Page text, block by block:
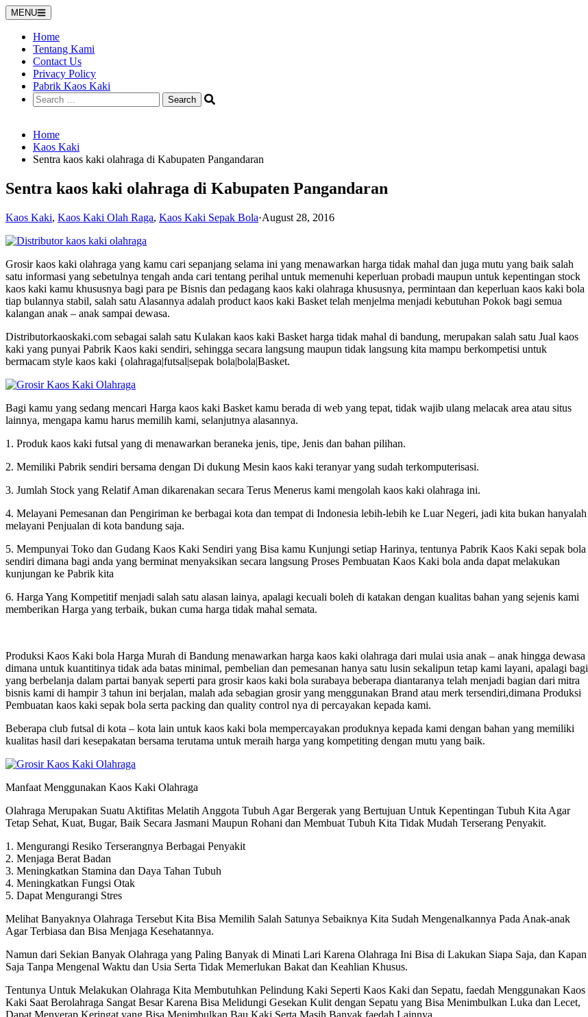
Skip
to
content
MENU
Home
Tentang Kami
Contact Us
Privacy Policy
Pabrik Kaos Kaki
Search
for:
Home
Kaos Kaki
Sentra kaos kaki olahraga di Kabupaten Pangandaran
Sentra kaos kaki olahraga di Kabupaten Pangandaran
Kaos Kaki, Kaos Kaki Olah Raga, Kaos Kaki Sepak Bola·August 28, 2016
Grosir kaos kaki olahraga yang kamu cari sepanjang selama ini yang menawarkan harga tidak mahal dan juga mutu yang baik salah
satu informasi yang sebetulnya tengah anda cari tentang perihal untuk memenuhi keperluan probadi maupun untuk kepentingan stock
kaos kaki kamu khususnya bagi para pe Bisnis dan pedagang kaos kaki olahraga khususnya, permintaan dan keperluan kaos kaki bola
tiap bulannya stabil, salah satu Alasannya adalah product kaos kaki Basket telah menjelma menjadi kebutuhan Pokok bagi semua
kalangan anak – anak sampai dewasa.
Distributorkaoskaki.com sebagai salah satu Kulakan kaos kaki Basket harga tidak mahal di bandung, merupakan salah satu Jual kaos
kaki yang punyai Pabrik Kaos kaki sendiri, sehingga secara langsung maupun tidak langsung kita mampu berkompetisi untuk
bermacam style kaos kaki {olahraga|futsal|sepak bola|bola|Basket.
Bagi kamu yang sedang mencari Harga kaos kaki Basket kamu berada di web yang tepat, tidak wajib ulang melacak area atau situs
lainnya, mengapa kamu harus memilih kami, selanjutnya alasannya.
1. Produk kaos kaki futsal yang di menawarkan beraneka jenis, tipe, Jenis dan bahan pilihan.
2. Memiliki Pabrik sendiri bersama dengan Di dukung Mesin kaos kaki teranyar yang sudah terkomputerisasi.
3. Jumlah Stock yang Relatif Aman dikarenakan secara Terus Menerus kami mengolah kaos kaki olahraga ini.
4. Melayani Pemesanan dan Pengiriman ke berbagai kota dan tempat di Indonesia lebih-lebih ke Luar Negeri, jadi kita bukan hanyalah
melayani Penjualan di kota bandung saja.
5. Mempunyai Toko dan Gudang Kaos Kaki Sendiri yang Bisa kamu Kunjungi setiap Harinya, tentunya Pabrik Kaos Kaki sepak bola
sendiri dimana bagi anda yang berminat menyaksikan secara langsung Proses Pembuatan Kaos Kaki bola anda dapat melakukan
kunjungan ke Pabrik kita
6. Harga Yang Kompetitif menjadi salah satu alasan lainya, apalagi kecuali boleh di katakan dengan kualitas bahan yang sejenis kami
memberikan Harga yang terbaik, bukan cuma harga tidak mahal semata.
Produksi Kaos Kaki bola Harga Murah di Bandung menawarkan harga kaos kaki olahraga dari mulai usia anak – anak hingga dewasa
dimana untuk kuantitinya tidak ada batas minimal, pembelian dan pemesanan hanya satu lusin sekalipun tetap kami layani, apalagi bagi
yang berbelanja dalam partai banyak seperti para grosir kaos kaki bola surabaya beberapa diantaranya telah menjadi bagian dari mitra
bisnis kami di hampir 3 tahun ini berjalan, malah ada sebagian grosir yang menggunakan Brand atau merk tersendiri,dimana Produksi
Pembuatan kaos kaki sepak bola serta packing dan quality control nya di percayakan kepada kami.
Beberapa club futsal di kota – kota lain untuk kaos kaki bola mempercayakan produknya kepada kami dengan bahan yang memiliki
kualitas hasil dari kesepakatan bersama terutama untuk meraih harga yang kompetiting dengan mutu yang baik.
Manfaat Menggunakan Kaos Kaki Olahraga
Olahraga Merupakan Suatu Aktifitas Melatih Anggota Tubuh Agar Bergerak yang Bertujuan Untuk Kepentingan Tubuh Kita Agar
Tetap Sehat, Kuat, Bugar, Baik Secara Jasmani Maupun Rohani dan Membuat Tubuh Kita Tidak Mudah Terserang Penyakit.
1. Mengurangi Resiko Terserangnya Berbagai Penyakit
2. Menjaga Berat Badan
3. Meningkatkan Stamina dan Daya Tahan Tubuh
4. Meningkatkan Fungsi Otak
5. Dapat Mengurangi Stres
Melihat Banyaknya Olahraga Tersebut Kita Bisa Memilih Salah Satunya Sebaiknya Kita Sudah Mengenalkannya Pada Anak-anak
Agar Terbiasa dan Bisa Menjaga Kesehatannya.
Namun dari Sekian Banyak Olahraga yang Paling Banyak di Minati Lari Karena Olahraga Ini Bisa di Lakukan Siapa Saja, dan Kapan
Saja Tanpa Mengenal Waktu dan Usia Serta Tidak Memerlukan Bakat dan Keahlian Khusus.
Tentunya Untuk Melakukan Olahraga Kita Membutuhkan Pelindung Kaki Seperti Kaos Kaki dan Sepatu, faedah Menggunakan Kaos
Kaki Saat Berolahraga Sangat Besar Karena Bisa Melidungi Gesekan Kulit dengan Sepatu yang Bisa Menimbulkan Luka dan Lecet,
Dapat Menyerap Keringat yang Bisa Menimbulkan Bau Kaki Serta Masih Banyak faedah Lainnya.